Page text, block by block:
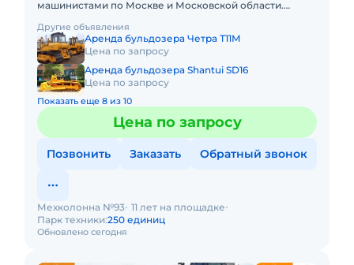
машинистами по Москве и Московской области.
(почасовой, посменный). П
Другие объявления
Аренда бульдозера Четра Т11М
Цена по запросу
Аренда бульдозера Shantui SD16
Цена по запросу
Показать еще 8 из 10
Цена по запросу
Позвонить Заказать Обратный звонок
Обновлено сегодня
Мехколонна №93 11 лет на площадке
Парк техники:250 единиц